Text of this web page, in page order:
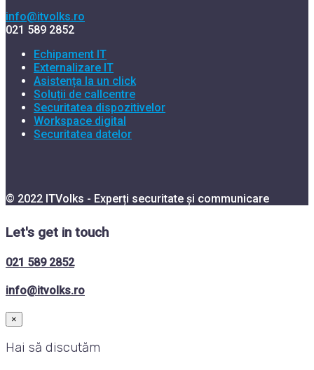
info@itvolks.ro
021 589 2852
Echipament IT
Externalizare IT
Asistența la un click
Soluții de callcentre
Securitatea dispozitivelor
Workspace digital
Securitatea datelor
© 2022 ITVolks - Experți securitate și communicare
Let's get in touch
021 589 2852
info@itvolks.ro
×
Hai să discutăm